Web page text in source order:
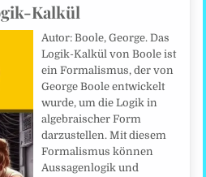
Kalkül
Autor: Boole, George. Das
Logik-Kalkül von Boole ist
ein Formalismus, der von
George Boole entwickelt
wurde, um die Logik in
algebraischer Form
darzustellen. Mit diesem
Formalismus können
Aussagenlogik und